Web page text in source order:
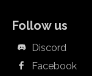
Follow us
Discord
Facebook